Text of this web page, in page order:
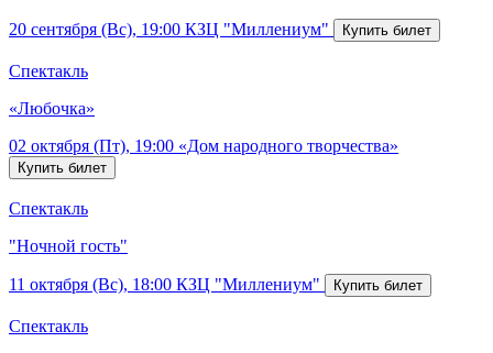
20 сентября (Вс), 19:00 КЗЦ "Миллениум"
Спектакль
«Любочка»
02 октября (Пт), 19:00 «Дом народного творчества»
Спектакль
"Ночной гость"
11 октября (Вс), 18:00 КЗЦ "Миллениум"
Спектакль